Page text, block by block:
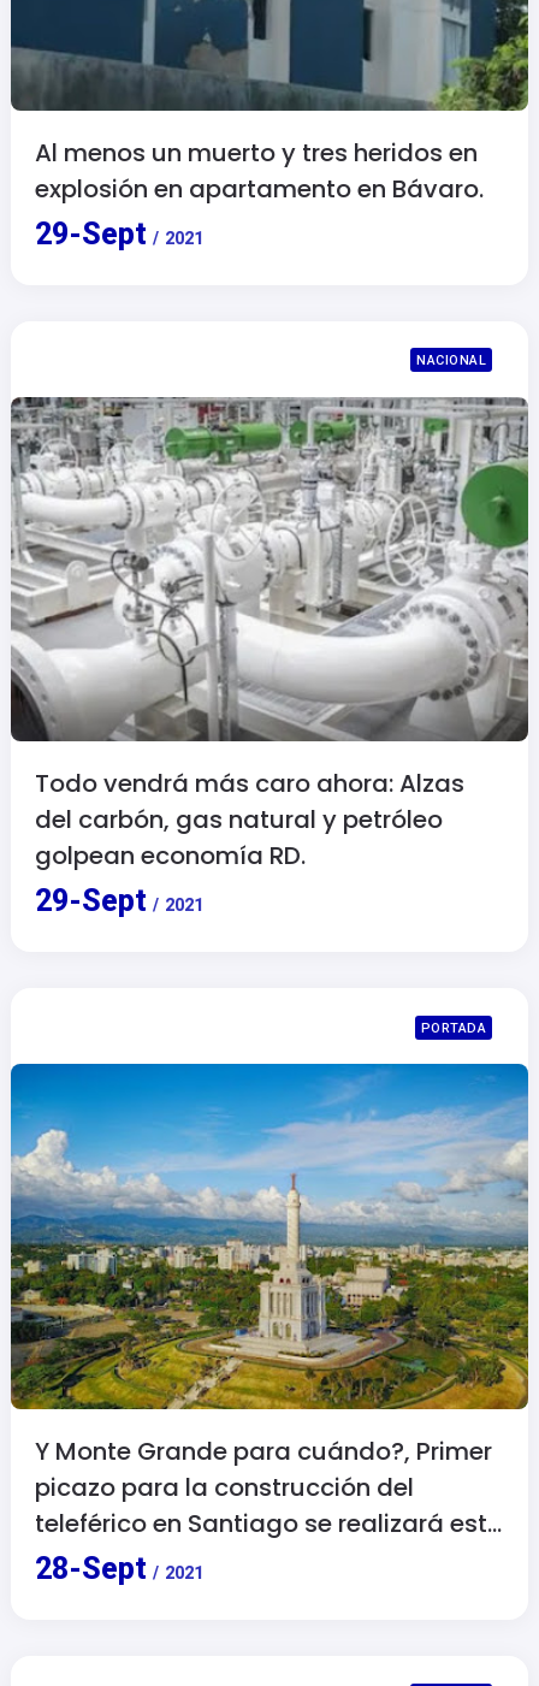
Al menos un muerto y tres heridos en
explosión en apartamento en Bávaro.
29-Sept / 2021
NACIONAL
Todo vendrá más caro ahora: Alzas
del carbón, gas natural y petróleo
golpean economía RD.
29-Sept / 2021
PORTADA
Y Monte Grande para cuándo?, Primer
picazo para la construcción del
teleférico en Santiago se realizará este
miércoles.
28-Sept / 2021